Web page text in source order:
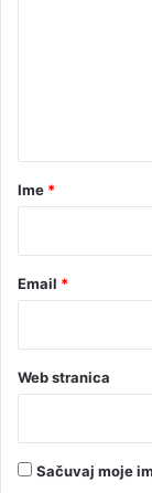
rIme *
Email *
Web stranica
Sačuvaj moje